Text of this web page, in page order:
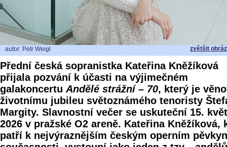
autor: Petr Weigl zvětšit
Přední česká sopranistka Kateřina Kněžíková
přijala pozvání k účasti na výjimečném
galakoncertu Andělé strážní – 70, který je
životnímu jubileu světoznámého tenoristy
Margity. Slavnostní večer se uskuteční 15.
2026 v pražské O2 areně. Kateřina Kněžíková,
patří k nejvýraznějším českým operním